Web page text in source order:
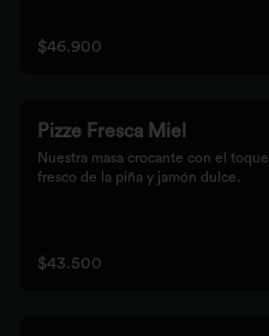
$46.900
Pizze Fresca Miel
Nuestra masa crocante con el toque
fresco de la piña y jamón dulce.
$43.500